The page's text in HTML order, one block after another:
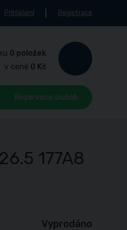
Přihlášení Registrace
0 položek
v ceně 0 Kč
Rezervace služeb
177A8
Vyprodáno